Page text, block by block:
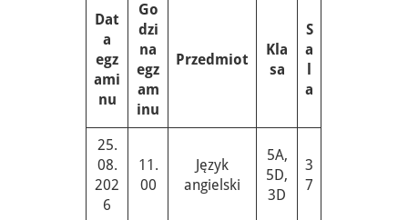
Dat
a
egz
ami
nu
Go
dzi
na
egz
am
inu
Przedmiot
Kla
sa
S
a
a
25.
08.
202
6
11.
00
Język
angielski
5A,
5D,
3D
3
7